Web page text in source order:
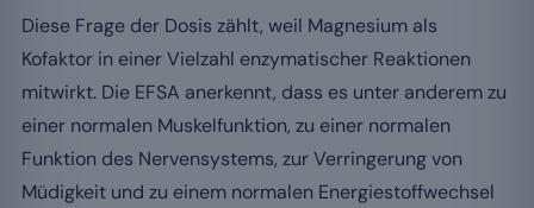
Diese Frage der Dosis zählt, weil Magnesium als
Kofaktor in einer Vielzahl enzymatischer Reaktionen
mitwirkt. Die EFSA anerkennt, dass es unter anderem zu
einer normalen Muskelfunktion, zu einer normalen
Funktion des Nervensystems, zur Verringerung von
Müdigkeit und zu einem normalen Energiestoffwechsel